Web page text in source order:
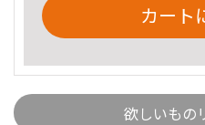
カート
欲しいもの